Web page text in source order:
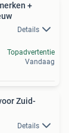
+
Details
Topadvertentie
Vandaag
Zuid-
Details